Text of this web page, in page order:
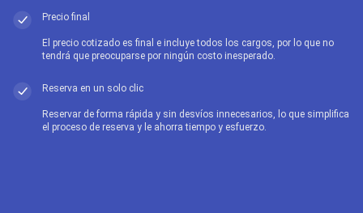
Precio final
El precio cotizado es final e incluye todos los cargos, por lo que no
tendrá que preocuparse por ningún costo inesperado.
Reserva en un solo clic
Reservar de forma rápida y sin desvíos innecesarios, lo que simplifica
el proceso de reserva y le ahorra tiempo y esfuerzo.